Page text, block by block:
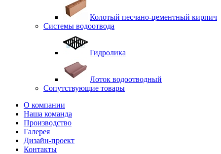
Колотый песчано-цементный кирпич
Системы водоотвода
Гидролика
Лоток водоотводный
Сопутствующие товары
О компании
Наша команда
Производство
Галерея
Дизайн-проект
Контакты